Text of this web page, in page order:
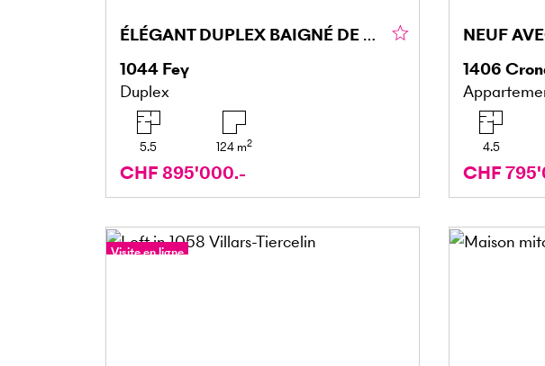
ÉLÉGANT DUPLEX BAIGNÉ DE LUMIÈRE
1044 Fey
Duplex
5.5 124 m2
CHF 895'000.-
NEUF
1406
4.5
CHF
Visite en ligne